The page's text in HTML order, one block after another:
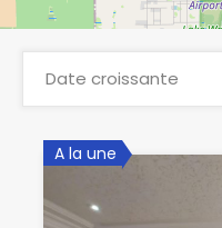
Date croissante
A la une